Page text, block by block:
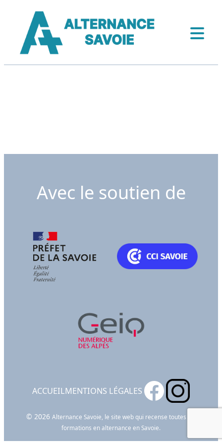
Avec le soutien de
ACCUEILMENTIONS LÉGALES
© 2026 Alternance Savoie, le site web qui recense toutes les
formations en alternance en Savoie.